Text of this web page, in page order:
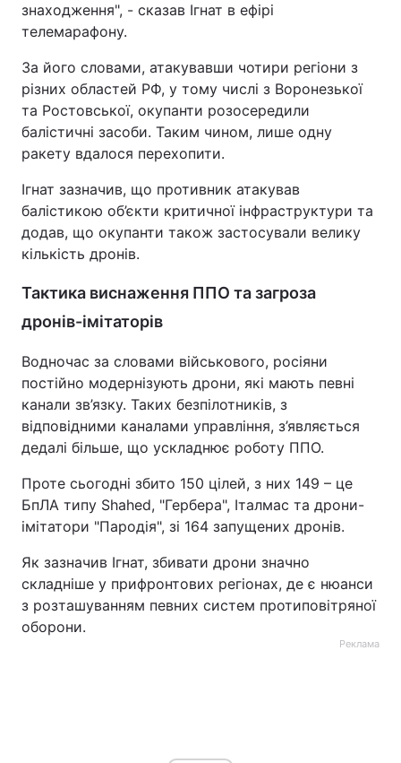
знаходження", - сказав Ігнат в ефірі
телемарафону.
За його словами, атакувавши чотири регіони з
різних областей РФ, у тому числі з Воронезької
та Ростовської, окупанти розосередили
балістичні засоби. Таким чином, лише одну
ракету вдалося перехопити.
Ігнат зазначив, що противник атакував
балістикою об’єкти критичної інфраструктури та
додав, що окупанти також застосували велику
кількість дронів.
Тактика виснаження ППО та загроза
дронів-імітаторів
Водночас за словами військового, росіяни
постійно модернізують дрони, які мають певні
канали зв’язку. Таких безпілотників, з
відповідними каналами управління, з’являється
дедалі більше, що ускладнює роботу ППО.
Проте сьогодні збито 150 цілей, з них 149 – це
БпЛА типу Shahed, "Гербера", Італмас та дрони-
імітатори "Пародія", зі 164 запущених дронів.
Як зазначив Ігнат, збивати дрони значно
складніше у прифронтових регіонах, де є нюанси
з розташуванням певних систем протиповітряної
оборони.
Реклама